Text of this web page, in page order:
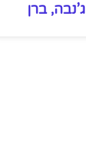
ג’נבה, ברן